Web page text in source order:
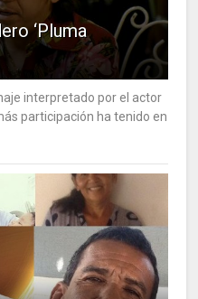
‘Pluma
interpretado por el actor
participación ha tenido en